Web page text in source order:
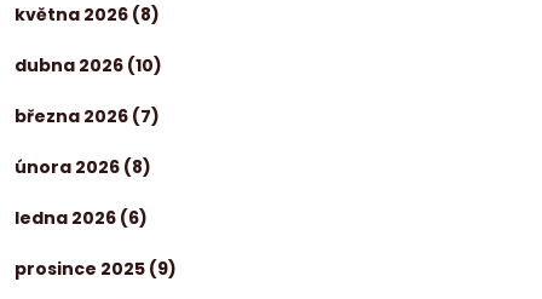
května 2026 (8)
dubna 2026 (10)
března 2026 (7)
února 2026 (8)
ledna 2026 (6)
prosince 2025 (9)